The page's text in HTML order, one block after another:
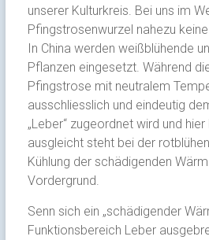
unserer Kulturkreis. Bei uns im
Pfingstrosenwurzel nahezu
In China werden weißblühende
Pflanzen eingesetzt. Während
Pfingstrose mit neutralem
ausschliesslich und eindeutig
„Leber“ zugeordnet wird und
ausgleicht steht bei der
Kühlung der schädigenden
Vordergrund.
Senn sich ein „schädigender
Funktionsbereich Leber